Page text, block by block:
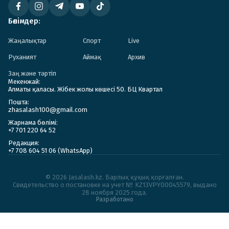
Бөлімдер:
Жаңалықтар Спорт Live
Руханият Аймақ Архив
Заң және тәртіп
Мекенжай:
Алматы қаласы. Жібек жолы көшесі 50. БЦ Квартал
Пошта:
zhasalash100@gmail.com
Жарнама бөлімі:
+7 701 220 64 52
Редакция:
+7 708 604 51 06 (WhatsApp)
© 2026 Jasalash.kz. Барлық құқық қорғалған.
Cвидетельство о постановке на учет № KZ13VPY00045579, выдано
28 ноября 2025 года.
Разработано